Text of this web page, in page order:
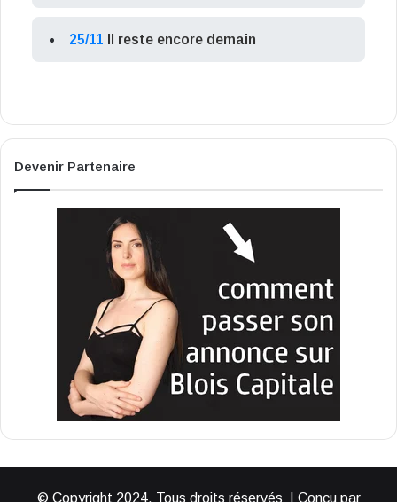
25/11 Il reste encore demain
Devenir Partenaire
© Copyright 2024, Tous droits réservés | Conçu par